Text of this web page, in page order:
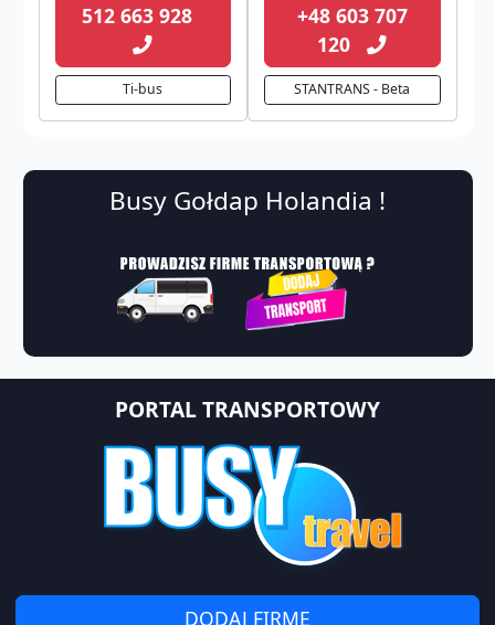
512 663 928
Ti-bus
+48 603 707
120
STANTRANS - Beta
Busy Gołdap Holandia !
PORTAL TRANSPORTOWY
DODAJ FIRMĘ